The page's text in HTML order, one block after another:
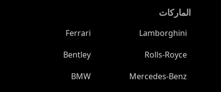
الماركات
Lamborghini
Ferrari
Rolls-Royce
Bentley
Mercedes-Benz
BMW